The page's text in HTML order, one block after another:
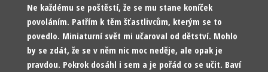
Ne každému se poštěstí, že se mu stane koníček
povoláním. Patřím k těm šťastlivcům, kterým se to
povedlo. Miniaturní svět mi učaroval od dětství. Mohlo
by se zdát, že se v něm nic moc neděje, ale opak je
pravdou. Pokrok dosáhl i sem a je pořád co se učit. Baví